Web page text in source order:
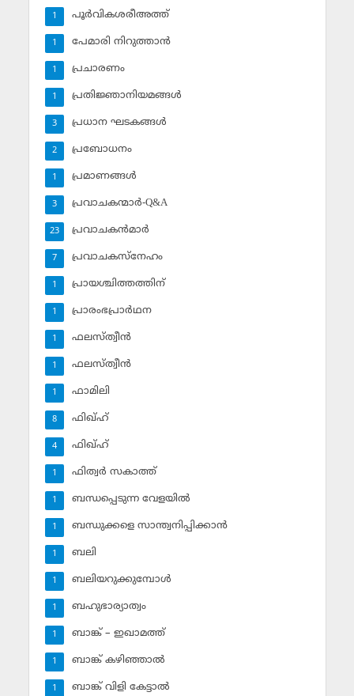
പൂര്‍വികശരീഅത്ത്
1
പേമാരി നിറുത്താന്‍
1
പ്രചാരണം
1
പ്രതിജ്ഞാനിയമങ്ങള്‍
1
പ്രധാന ഘടകങ്ങള്‍
3
പ്രബോധനം
2
പ്രമാണങ്ങള്‍
1
പ്രവാചകന്മാര്‍-Q&A
3
പ്രവാചകന്‍മാര്‍
23
പ്രവാചകസ്‌നേഹം
7
പ്രായശ്ചിത്തത്തിന്
1
പ്രാരംഭപ്രാര്‍ഥന
1
ഫലസ്ത്വീൻ
1
ഫലസ്ത്വീൻ
1
ഫാമിലി
1
ഫിഖ്ഹ്
8
ഫിഖ്ഹ്‌
4
ഫിത്വര്‍ സകാത്ത്‌
1
ബന്ധപ്പെടുന്ന വേളയില്‍
1
ബന്ധുക്കളെ സാന്ത്വനിപ്പിക്കാന്‍
1
ബലി
1
ബലിയറുക്കുമ്പോള്‍
1
ബഹുഭാര്യാത്വം
1
ബാങ്ക് – ഇഖാമത്ത്
1
ബാങ്ക് കഴിഞ്ഞാല്‍
1
ബാങ്ക് വിളി കേട്ടാല്‍
1